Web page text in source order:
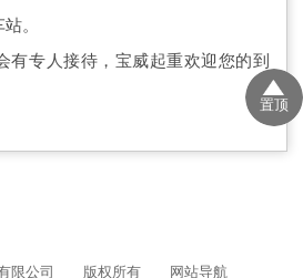
。
有专人接待，宝威起重欢迎您的到
置顶
有限公司 版权所有 网站导航